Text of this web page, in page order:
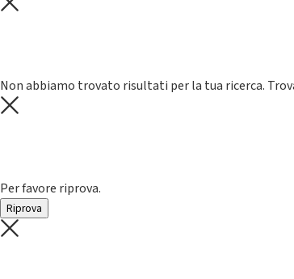
Non abbiamo trovato risultati per la tua ricerca.
Per favore riprova.
Riprova